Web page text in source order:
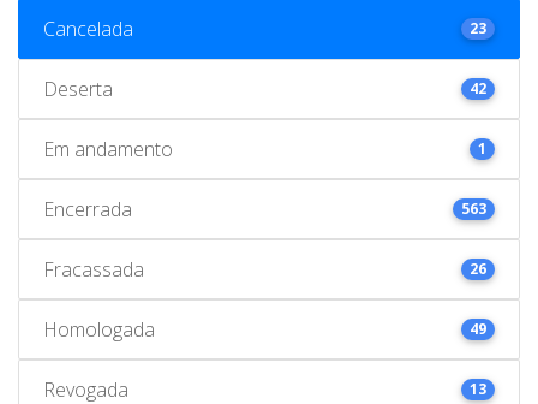
Cancelada 23
Deserta 42
Em andamento 1
Encerrada 563
Fracassada 26
Homologada 49
Revogada 13